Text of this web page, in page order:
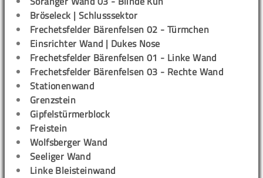
Bröseleck | Schlusssektor
Frechetsfelder Bärenfelsen 02 - Türmchen
Einsrichter Wand | Dukes Nose
Frechetsfelder Bärenfelsen 01 - Linke Wand
Frechetsfelder Bärenfelsen 03 - Rechte Wand
Stationenwand
Grenzstein
Gipfelstürmerblock
Freistein
Wolfsberger Wand
Seeliger Wand
Linke Bleisteinwand